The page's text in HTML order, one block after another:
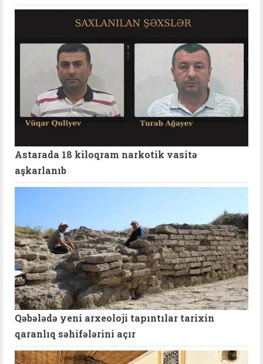
Astarada 18 kiloqram narkotik vasitə
aşkarlanıb
Qəbələdə yeni arxeoloji tapıntılar tarixin
qaranlıq səhifələrini açır